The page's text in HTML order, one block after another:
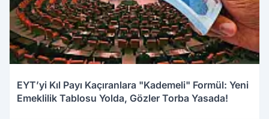
EYT’yi Kıl Payı Kaçıranlara "Kademeli" Formül: Yeni
Emeklilik Tablosu Yolda, Gözler Torba Yasada!